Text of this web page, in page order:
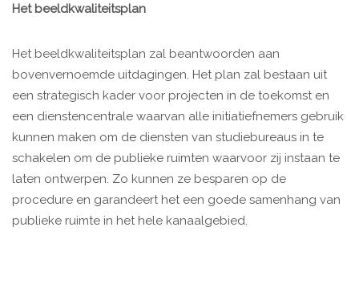
Het beeldkwaliteitsplan
Het beeldkwaliteitsplan zal beantwoorden aan
bovenvernoemde uitdagingen. Het plan zal bestaan uit
een strategisch kader voor projecten in de toekomst en
een dienstencentrale waarvan alle initiatiefnemers gebruik
kunnen maken om de diensten van studiebureaus in te
schakelen om de publieke ruimten waarvoor zij instaan te
laten ontwerpen. Zo kunnen ze besparen op de
procedure en garandeert het een goede samenhang van
publieke ruimte in het hele kanaalgebied.